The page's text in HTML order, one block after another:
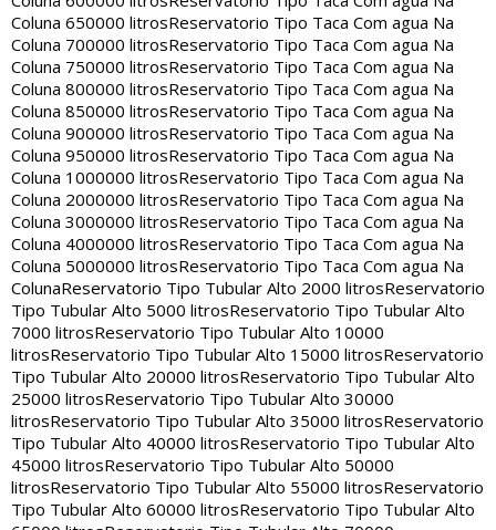
Coluna 650000 litrosReservatorio Tipo Taca Com agua Na
Coluna 700000 litrosReservatorio Tipo Taca Com agua Na
Coluna 750000 litrosReservatorio Tipo Taca Com agua Na
Coluna 800000 litrosReservatorio Tipo Taca Com agua Na
Coluna 850000 litrosReservatorio Tipo Taca Com agua Na
Coluna 900000 litrosReservatorio Tipo Taca Com agua Na
Coluna 950000 litrosReservatorio Tipo Taca Com agua Na
Coluna 1000000 litrosReservatorio Tipo Taca Com agua Na
Coluna 2000000 litrosReservatorio Tipo Taca Com agua Na
Coluna 3000000 litrosReservatorio Tipo Taca Com agua Na
Coluna 4000000 litrosReservatorio Tipo Taca Com agua Na
Coluna 5000000 litrosReservatorio Tipo Taca Com agua Na
ColunaReservatorio Tipo Tubular Alto 2000 litrosReservatorio
Tipo Tubular Alto 5000 litrosReservatorio Tipo Tubular Alto
7000 litrosReservatorio Tipo Tubular Alto 10000
litrosReservatorio Tipo Tubular Alto 15000 litrosReservatorio
Tipo Tubular Alto 20000 litrosReservatorio Tipo Tubular Alto
25000 litrosReservatorio Tipo Tubular Alto 30000
litrosReservatorio Tipo Tubular Alto 35000 litrosReservatorio
Tipo Tubular Alto 40000 litrosReservatorio Tipo Tubular Alto
45000 litrosReservatorio Tipo Tubular Alto 50000
litrosReservatorio Tipo Tubular Alto 55000 litrosReservatorio
Tipo Tubular Alto 60000 litrosReservatorio Tipo Tubular Alto